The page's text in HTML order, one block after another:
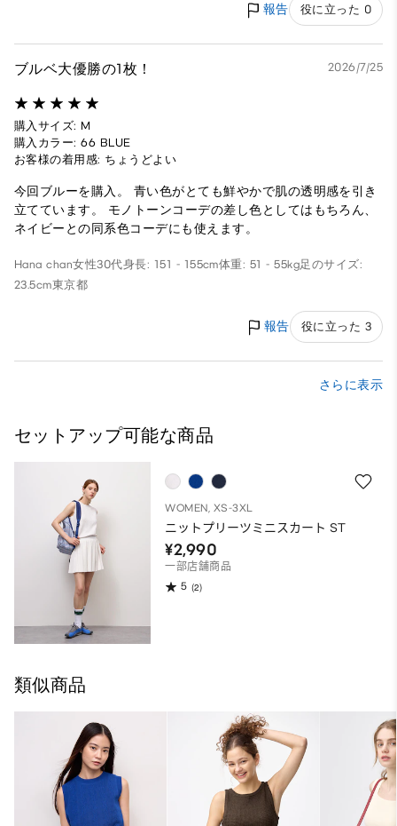
報告 役に立った 0
ブルベ大優勝の1枚！ 2026/7/25
購入サイズ: M
購入カラー: 66 BLUE
お客様の着用感: ちょうどよい
今回ブルーを購入。 青い色がとても鮮やかで肌の透明感を引き
立てています。 モノトーンコーデの差し色としてはもちろん、
ネイビーとの同系色コーデにも使えます。
Hana chan女性30代身長: 151 - 155cm体重: 51 - 55kg足のサイズ:
23.5cm東京都
報告 役に立った 3
さらに表示
セットアップ可能な商品
WOMEN, XS-3XL
ニットプリーツミニスカート ST
¥2,990
一部店舗商品
5 (2)
類似商品